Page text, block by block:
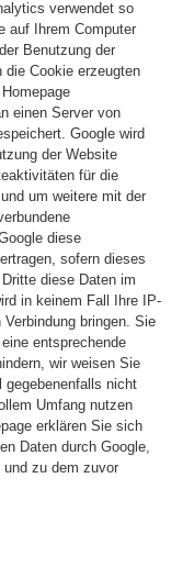
verwendet so
auf Ihrem Computer
Benutzung der
die Cookie erzeugten
einen Server von
Google wird
der Website
für die
um weitere mit der
diese
sofern dieses
diese Daten im
in keinem Fall Ihre IP-
bringen. Sie
entsprechende
wir weisen Sie
nicht
Umfang nutzen
erklären Sie sich
Daten durch Google,
und zu dem zuvor